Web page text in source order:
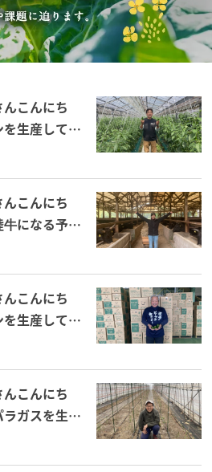
んこんにち
生産してい
さい波崎青
んこんにち
になる予定
、キャトル
んこんにち
生産してい
崎青販部会
んこんにち
ガスを生産
藤一雄さ